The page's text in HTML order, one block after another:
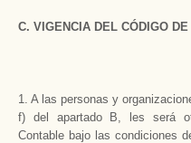
C. VIGENCIA DEL CÓDIGO
1. A las personas y
f) del apartado B, les será
Contable bajo las condiciones